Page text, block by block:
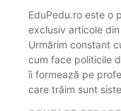
EduPedu.ro este o
exclusiv articole
Urmărim constant
cum face politicile
îi formează pe
care trăim sunt